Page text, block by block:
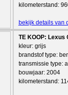
kilometerstand:
bekijk details van
TE KOOP: Lexus
kleur: grijs
brandstof type:
transmissie type:
bouwjaar: 2004
kilometerstand: